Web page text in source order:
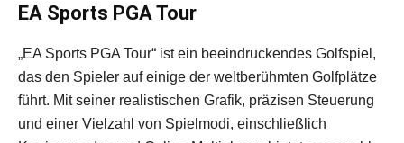
EA Sports PGA Tour
„EA Sports PGA Tour“ ist ein beeindruckendes Golfspiel,
das den Spieler auf einige der weltberühmten Golfplätze
führt. Mit seiner realistischen Grafik, präzisen Steuerung
und einer Vielzahl von Spielmodi, einschließlich